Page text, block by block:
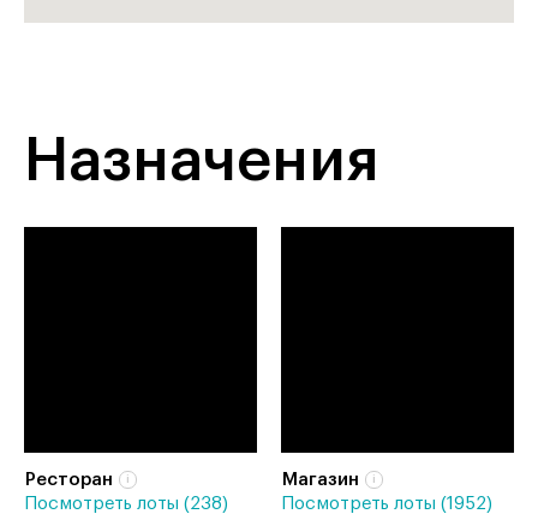
Назначения
Ресторан
Посмотреть лоты (238)
Магазин
Посмотреть лоты (1952)